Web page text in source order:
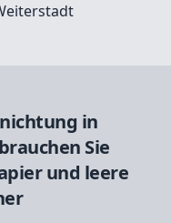
in
Sie
und leere